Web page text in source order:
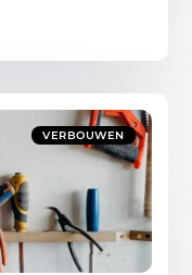
VERBOUWEN